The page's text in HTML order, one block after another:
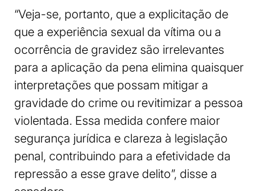
“Veja-se, portanto, que a explicitação de
que a experiência sexual da vítima ou a
ocorrência de gravidez são irrelevantes
para a aplicação da pena elimina quaisquer
interpretações que possam mitigar a
gravidade do crime ou revitimizar a pessoa
violentada. Essa medida confere maior
segurança jurídica e clareza à legislação
penal, contribuindo para a efetividade da
repressão a esse grave delito”, disse a